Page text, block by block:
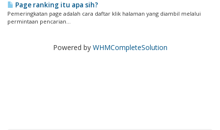
Page ranking itu apa sih?
Pemeringkatan page adalah cara daftar klik halaman yang diambil melalui
permintaan pencarian...
Powered by WHMCompleteSolution